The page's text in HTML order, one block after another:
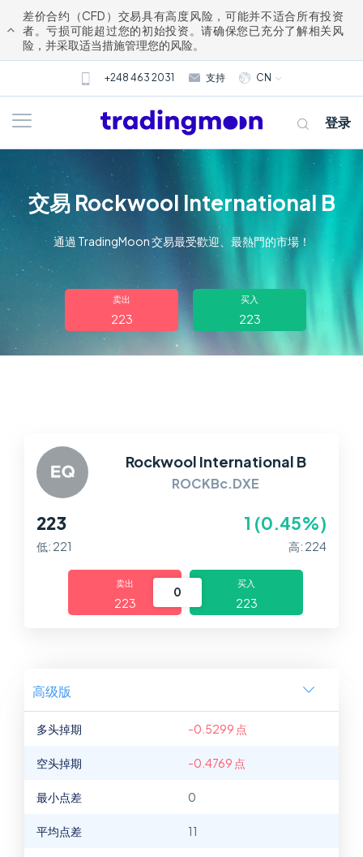
差价合约（CFD）交易具有高度风险，可能并不适合所有投资
者。亏损可能超过您的初始投资。请确保您已充分了解相关风
险，并采取适当措施管理您的风险。
+248 463 2031 支持 CN
交易
帮助中心
登录
交易 Rockwool International B
通過 TradingMoon 交易最受歡迎、最熱門的市場！
卖出
223
买入
223
Rockwool International B
ROCKBc.DXE
223 1 (0.45%)
低: 221 高: 224
卖出
223
0
买入
223
高级版
多头掉期 -0.5299 点
空头掉期 -0.4769 点
最小点差 0
平均点差 11